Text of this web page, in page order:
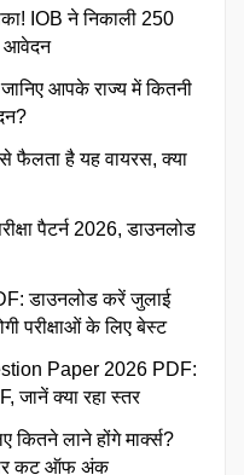
IOB ने निकाली 250
आवेदन
आपके राज्य में कितनी
फैलता है यह वायरस, क्या
पैटर्न 2026, डाउनलोड
डाउनलोड करें जुलाई
परीक्षाओं के लिए बेस्ट
Paper 2026 PDF:
जानें क्या रहा स्तर
कितने लाने होंगे मार्क्स?
कट ऑफ अंक